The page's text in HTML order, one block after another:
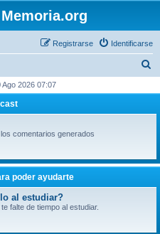
Identificarse
Registrarse
c
2026 07:07
comentarios generados
poder ayudarte
al estudiar?
falte de tiempo al estudiar.